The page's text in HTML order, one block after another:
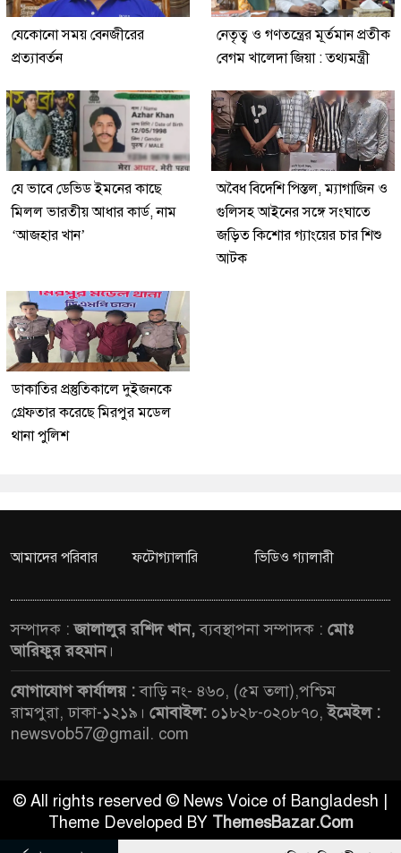
যেকোনো সময় বেনজীরের
প্রত্যাবর্তন
নেতৃত্ব ও গণতন্ত্রের মূর্তমান প্রতীক
বেগম খালেদা জিয়া : তথ্যমন্ত্রী
যে ভাবে ডেভিড ইমনের কাছে
মিলল ভারতীয় আধার কার্ড, নাম
‘আজহার খান’
অবৈধ বিদেশি পিস্তল, ম্যাগাজিন ও
গুলিসহ আইনের সঙ্গে সংঘাতে
জড়িত কিশোর গ্যাংয়ের চার শিশু
আটক
ডাকাতির প্রস্তুতিকালে দুইজনকে
গ্রেফতার করেছে মিরপুর মডেল
থানা পুলিশ
আমাদের পরিবার ফটোগ্যালারি ভিডিও গ্যালারী
সম্পাদক :জালালুর রশিদ খান,ব্যবস্থাপনা সম্পাদক : মোঃ
আরিফুর রহমান।
যোগাযোগ কার্যালয় :বাড়ি নং- ৪৬০, (৫ম তলা),পশ্চিম
রামপুরা, ঢাকা-১২১৯। মোবাইল: ০১৮২৮-০২০৮৭০,ইমেইল :
newsvob57@gmail. com
© All rights reserved © News Voice of Bangladesh |
Theme Developed BY ThemesBazar.Com